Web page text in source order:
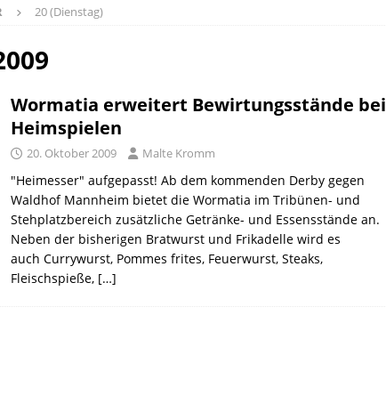
20 (Dienstag)
Wormatia erweitert Bewirtungsstände bei
Heimspielen
20. Oktober 2009 Malte Kromm
"Heimesser" aufgepasst! Ab dem kommenden Derby gegen
Waldhof Mannheim bietet die Wormatia im Tribünen- und
Stehplatzbereich zusätzliche Getränke- und Essensstände an.
Neben der bisherigen Bratwurst und Frikadelle wird es
auch Currywurst, Pommes frites, Feuerwurst, Steaks,
Fleischspieße, […]